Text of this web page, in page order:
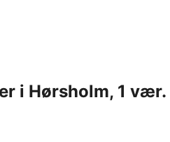
i Hørsholm, 1 vær.